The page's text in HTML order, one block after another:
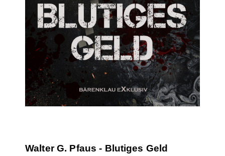
Walter G. Pfaus - Blutiges Geld